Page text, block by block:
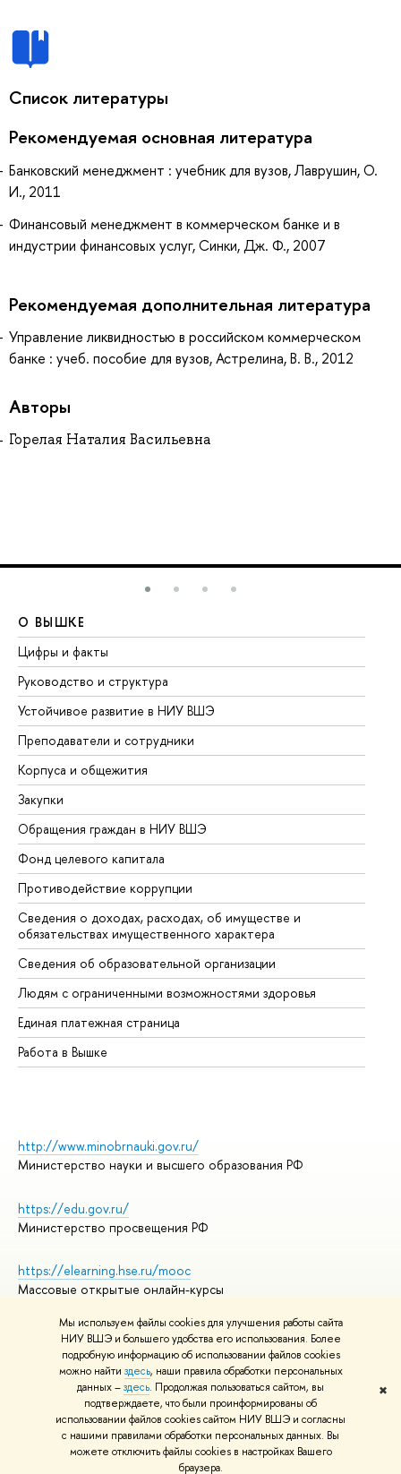
Мы используем файлы cookies для улучшения работы сайта
НИУ ВШЭ и большего удобства его использования. Более
подробную информацию об использовании файлов cookies
можно найти здесь, наши правила обработки персональных
данных –здесь. Продолжая пользоваться сайтом, вы
подтверждаете, что были проинформированы об
использовании файлов cookies сайтом НИУ ВШЭ и согласны
с нашими правилами обработки персональных данных. Вы
можете отключить файлы cookies в настройках Вашего
браузера.
✖
Список литературы
Рекомендуемая основная литература
Банковский менеджмент : учебник для вузов, Лаврушин, О.
И., 2011
Финансовый менеджмент в коммерческом банке и в
индустрии финансовых услуг, Синки, Дж. Ф., 2007
Рекомендуемая дополнительная литература
Управление ликвидностью в российском коммерческом
банке : учеб. пособие для вузов, Астрелина, В. В., 2012
Авторы
Горелая Наталия Васильевна
О ВЫШКЕ
Цифры и факты
Руководство и структура
Устойчивое развитие в НИУ ВШЭ
Преподаватели и сотрудники
Корпуса и общежития
Закупки
Обращения граждан в НИУ ВШЭ
Фонд целевого капитала
Противодействие коррупции
Сведения о доходах, расходах, об имуществе и
обязательствах имущественного характера
Сведения об образовательной организации
Людям с ограниченными возможностями здоровья
Единая платежная страница
Работа в Вышке
http://www.minobrnauki.gov.ru/
Министерство науки и высшего образования РФ
https://edu.gov.ru/
Министерство просвещения РФ
https://elearning.hse.ru/mooc
Массовые открытые онлайн-курсы
© НИУ ВШЭ 1993–2026
Адреса и контакты
Условия использования материалов
Политика конфиденциальности
Правила применения рекомендательных технологий в НИУ ВШЭ
Карта сайта